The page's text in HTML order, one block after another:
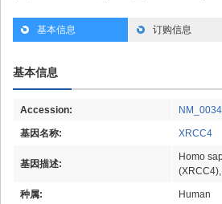
基本信息 订购信息
基本信息
Accession:
基因名称: XRCC4
基因描述:
Homo
种属: Human